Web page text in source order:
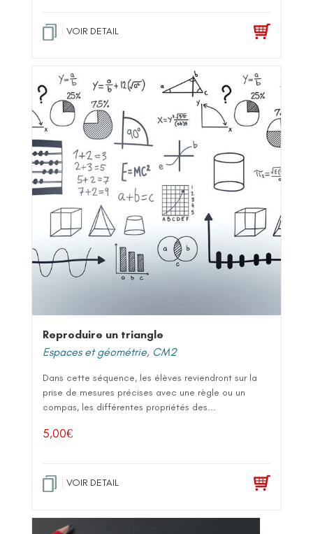
VOIR DETAIL
Reproduire un triangle
Espaces et géométrie, CM2
Dans cette séquence, les élèves reviendront sur la
prise de mesures précises avec une règle ou un
compas, les différentes propriétés des...
5,00€
VOIR DETAIL